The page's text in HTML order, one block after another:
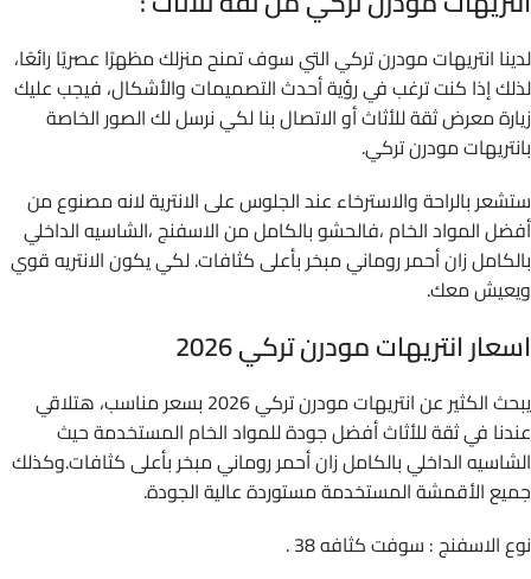
لدينا انتريهات مودرن تركي التي سوف تمنح منزلك مظهرًا عصريًا رائعًا،
لذلك إذا كنت ترغب في رؤية أحدث التصميمات والأشكال، فيجب عليك
زيارة معرض ثقة للأثاث أو الاتصال بنا لكي نرسل لك الصور الخاصة
بانتريهات مودرن تركي.
ستشعر بالراحة والاسترخاء عند الجلوس على الانترية لانه مصنوع من
أفضل المواد الخام ،فالحشو بالكامل من الاسفنج ،الشاسيه الداخلي
بالكامل زان أحمر روماني مبخر بأعلى كثافات. لكي يكون الانتريه قوي
ويعيش معك.
اسعار انتريهات مودرن تركي 2026
يبحث الكثير عن انتريهات مودرن تركي 2026 بسعر مناسب، هتلاقي
عندنا في ثقة للأثاث أفضل جودة للمواد الخام المستخدمة حيث
الشاسيه الداخلي بالكامل زان أحمر روماني مبخر بأعلى كثافات.وكذلك
جميع الأقمشة المستخدمة مستوردة عالية الجودة.
نوع الاسفنج : سوفت كثافه 38 .